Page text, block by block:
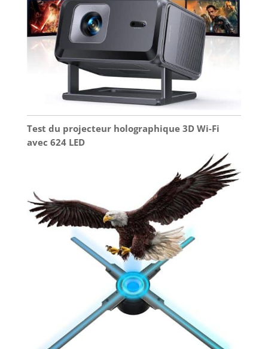
expérience visuelle détendue. Fonction HDMI ARC
& CEC(Port HDMI 2): Aucun câble audio
supplémentaire n’est nécessaire pour un son sans
perte et un contrôle fluide des appareils d’un
simple clic — une visualisation fluide, en toutes
circonstances. 💖【Plusieurs Méthodes
d'Installation, Garantie 3 Ans】Ce vidéoprojecteur
netflix inclus peut être fixé au plafond (trous de vis
M5), au trépied (M6), ou sur table. Pour toute
question concernant notre vidéoprojecteur
extérieur WiMiUS P62 Pro, veuillez consulter notre
SAV dans le mode d'emploi et vous recevrez une
solution rapide et efficace.
Test du projecteur holographique 3D Wi-Fi
avec 624 LED